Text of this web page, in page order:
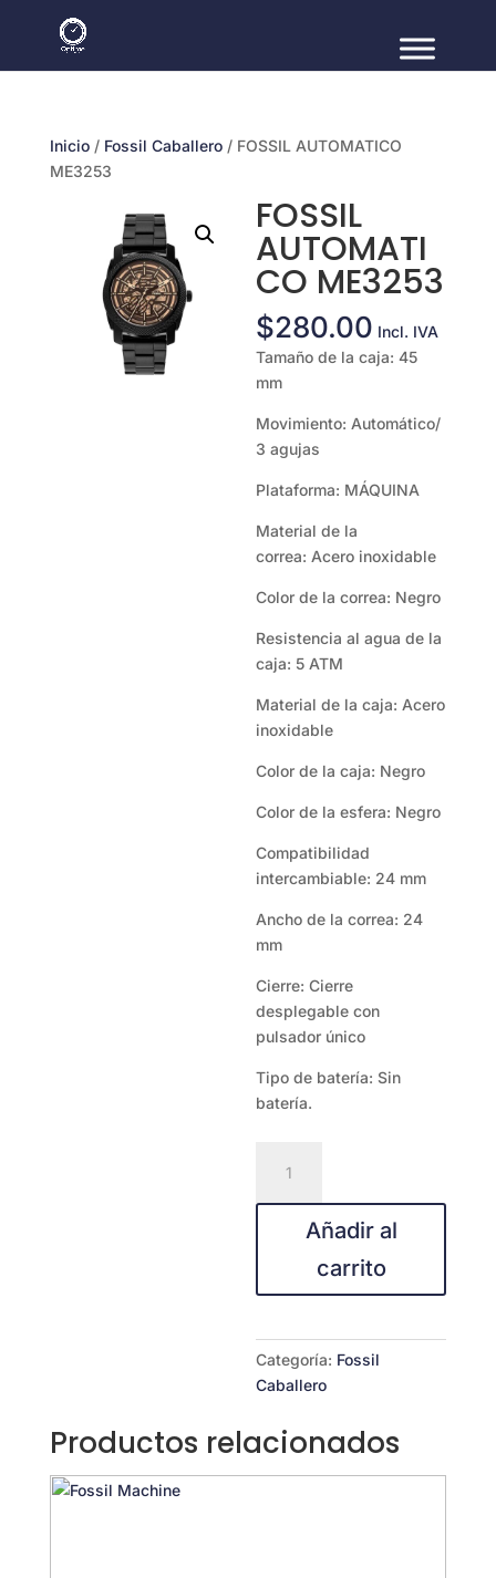
Inicio/ Fossil Caballero/ FOSSIL AUTOMATICO
ME3253
FOSSIL
AUTOMATI
CO ME3253
$280.00 Incl. IVA
Tamaño de la caja: 45
mm
Movimiento: Automático/
3 agujas
Plataforma: MÁQUINA
Material de la
correa: Acero inoxidable
Color de la correa: Negro
Resistencia al agua de la
caja: 5 ATM
Material de la caja: Acero
inoxidable
Color de la caja: Negro
Color de la esfera: Negro
Compatibilidad
intercambiable: 24 mm
Ancho de la correa: 24
mm
Cierre: Cierre
desplegable con
pulsador único
Tipo de batería: Sin
batería.
AUTOMATICO
ME3253
cantidadAñadir al
carrito
Categoría: Fossil
Caballero
Productos relacionados